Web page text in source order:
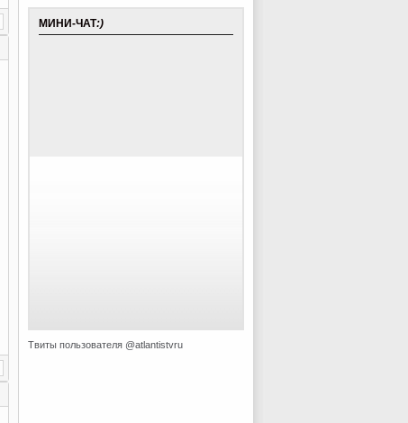
МИНИ-ЧАТ:)
Твиты пользователя @atlantistvru